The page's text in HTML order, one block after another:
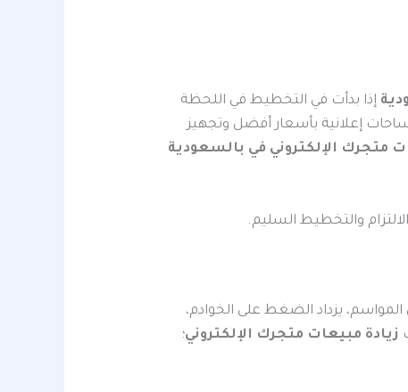
إذا بدأت في التخطيط في اللحظة
إعلانية بأسعار أفضل وتجهيز
متجرك الإلكتروني في بالسعودية
والتخطيط السليم.
يزداد الضغط على الخوادم،
زيادة مبيعات متجرك الإلكتروني؛